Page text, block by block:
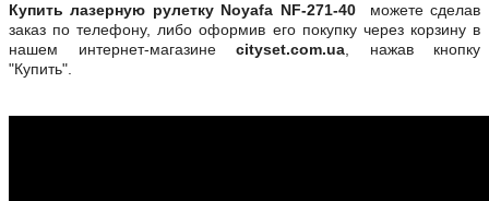
Купить лазерную рулетку Noyafa NF-271-40можете сделав
заказ по телефону, либо оформив его покупку через корзину в
нашем интернет-магазине cityset.com.ua, нажав кнопку
"Купить".